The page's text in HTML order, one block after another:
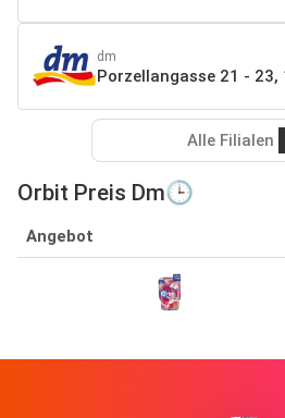
dm
Porzellangasse 21 - 23,
Alle Filialen
Orbit Preis Dm🕒
Angebot